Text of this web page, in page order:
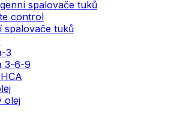
spalovače tuků
control
spalovače tuků
3
3-6-9
olej